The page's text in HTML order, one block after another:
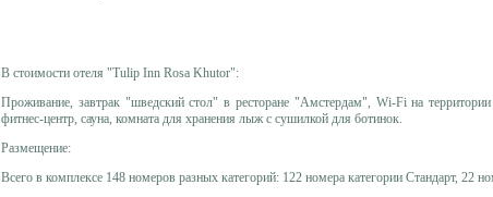
В стоимости отеля "Tulip Inn Rosa Khutor":
Проживание, завтрак "шведский стол" в ресторане "Амстердам", Wi-Fi на территории
фитнес-центр, сауна, комната для хранения лыж с сушилкой для ботинок.
Размещение:
Всего в комплексе 148 номеров разных категорий: 122 номера категории Стандарт, 22